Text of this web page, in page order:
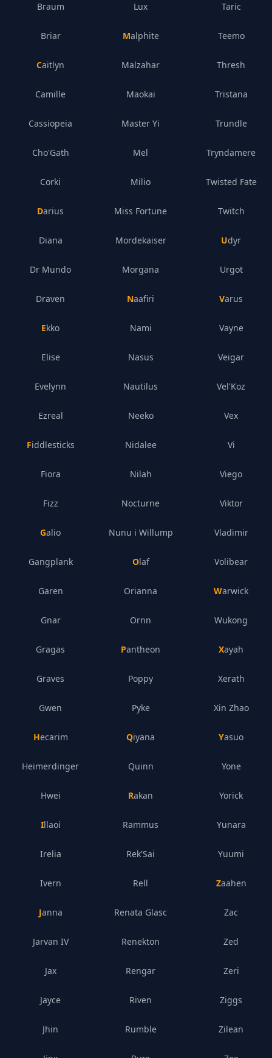
Braum
Briar
Caitlyn
Camille
Cassiopeia
Cho'Gath
Corki
Darius
Diana
Dr Mundo
Draven
Ekko
Elise
Evelynn
Ezreal
Fiddlesticks
Fiora
Fizz
Galio
Gangplank
Garen
Gnar
Gragas
Graves
Gwen
Hecarim
Heimerdinger
Hwei
Illaoi
Irelia
Ivern
Janna
Jarvan IV
Jax
Jayce
Jhin
Lux
Malphite
Malzahar
Maokai
Master Yi
Mel
Milio
Miss Fortune
Mordekaiser
Morgana
Naafiri
Nami
Nasus
Nautilus
Neeko
Nidalee
Nilah
Nocturne
Nunu i Willump
Olaf
Orianna
Ornn
Pantheon
Poppy
Pyke
Qiyana
Quinn
Rakan
Rammus
Rek'Sai
Rell
Renata Glasc
Renekton
Rengar
Riven
Rumble
Taric
Teemo
Thresh
Tristana
Trundle
Tryndamere
Twisted Fate
Twitch
Udyr
Urgot
Varus
Vayne
Veigar
Vel'Koz
Vex
Vi
Viego
Viktor
Vladimir
Volibear
Warwick
Wukong
Xayah
Xerath
Xin Zhao
Yasuo
Yone
Yorick
Yunara
Yuumi
Zaahen
Zac
Zed
Zeri
Ziggs
Zilean